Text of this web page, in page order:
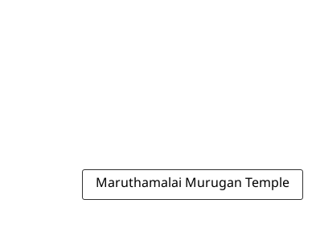
Maruthamalai Murugan Temple